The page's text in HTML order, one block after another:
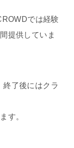
では経験
提供していま
終了後にはクラ
す。